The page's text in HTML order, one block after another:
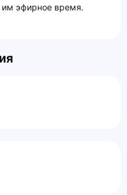
им эфирное время.